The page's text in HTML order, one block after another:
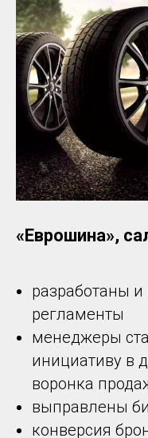
«Еврошина»,
разработаны
регламенты
менеджеры
инициативу в
воронка
выправлены
конверсия